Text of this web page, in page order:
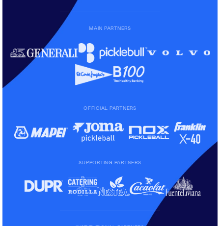
MAIN PARTNERS
OFFICIAL PARTNERS
SUPPORTING PARTNERS